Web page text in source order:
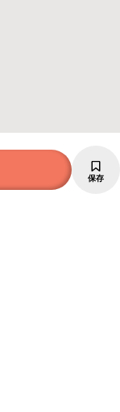
保存